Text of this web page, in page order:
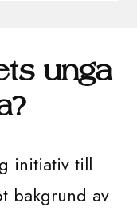
unga
initiativ till
bakgrund av